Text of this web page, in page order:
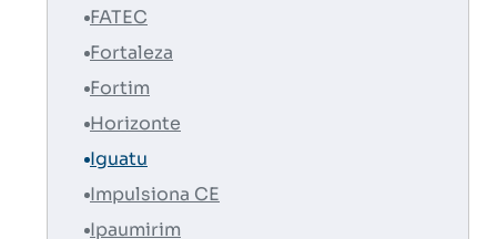
FATEC
Fortaleza
Fortim
Horizonte
Iguatu
Impulsiona CE
Ipaumirim